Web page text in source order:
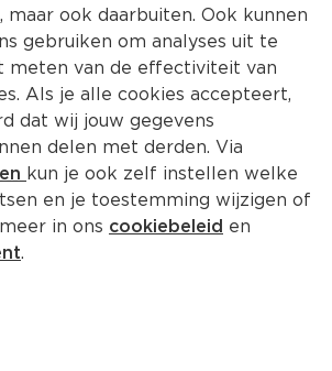
maar ook daarbuiten. Ook kunnen
gebruiken om analyses uit te
meten van de effectiviteit van
Als je alle cookies accepteert,
dat wij jouw gegevens
delen met derden. Via
kun je ook zelf instellen welke
en je toestemming wijzigen of
in ons cookiebeleid en
.